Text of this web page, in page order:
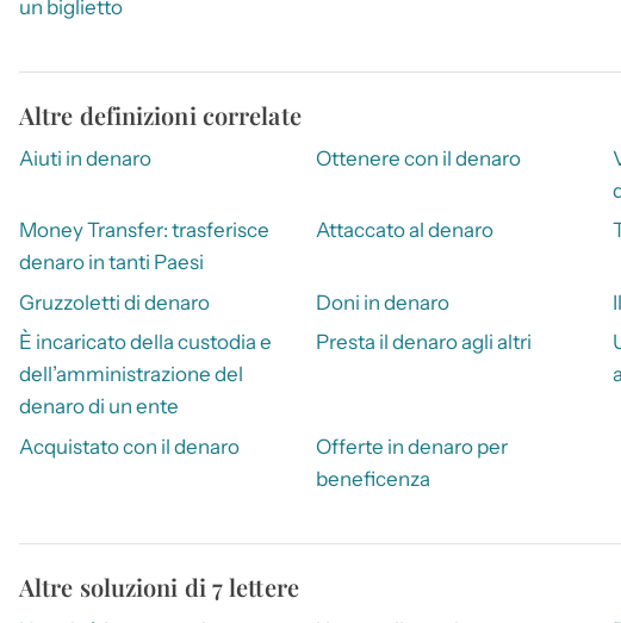
un biglietto
Altre definizioni correlate
Aiuti in denaro Ottenere con il denaro
Money Transfer: trasferisce
denaro in tanti Paesi
Attaccato al denaro
Gruzzoletti di denaro Doni in denaro
È incaricato della custodia e
dell’amministrazione del
denaro di un ente
Presta il denaro agli altri
Acquistato con il denaro
Offerte in denaro per
beneficenza
Altre soluzioni di 7 lettere